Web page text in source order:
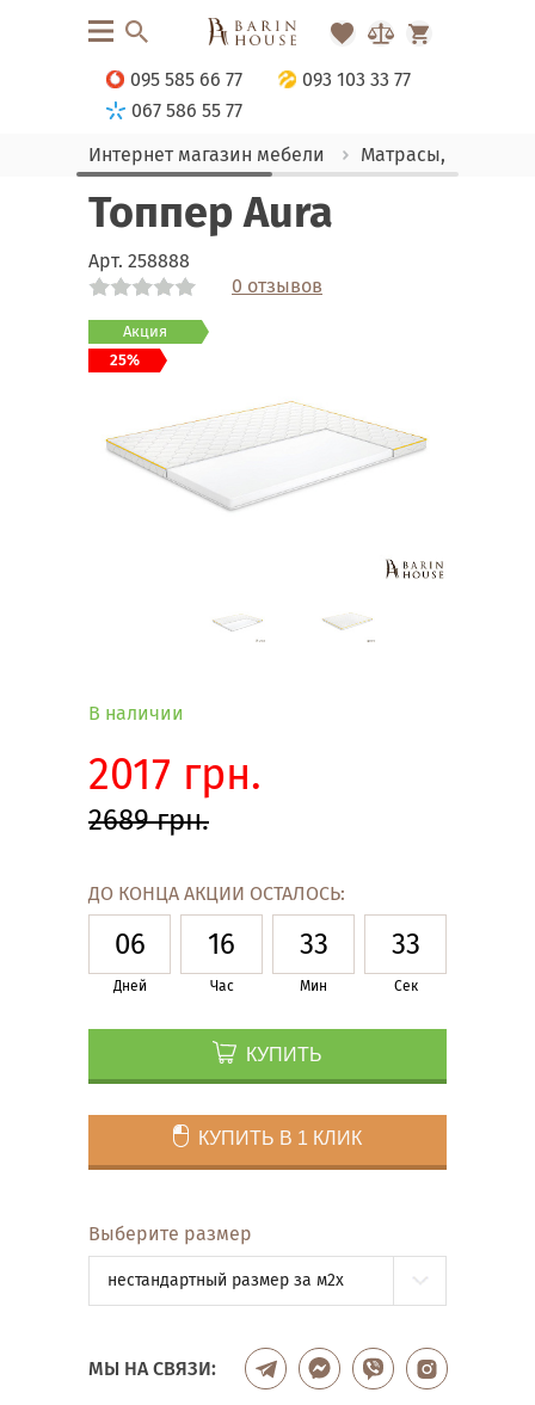
095 585 66 77
093 103 33 77
067 586 55 77
Интернет магазин мебели
Матрасы, текстиль
Топпер Aura
Арт. 258888
0 отзывов
Акция
25%
Link
Link
В наличии
2017 грн.
2689 грн.
ДО КОНЦА АКЦИИ ОСТАЛОСЬ:
06
Дней
16
Час
33
Мин
32
Сек
КУПИТЬ
КУПИТЬ В 1 КЛИК
Выберите размер
нестандартный размер за м2x
МЫ НА СВЯЗИ: